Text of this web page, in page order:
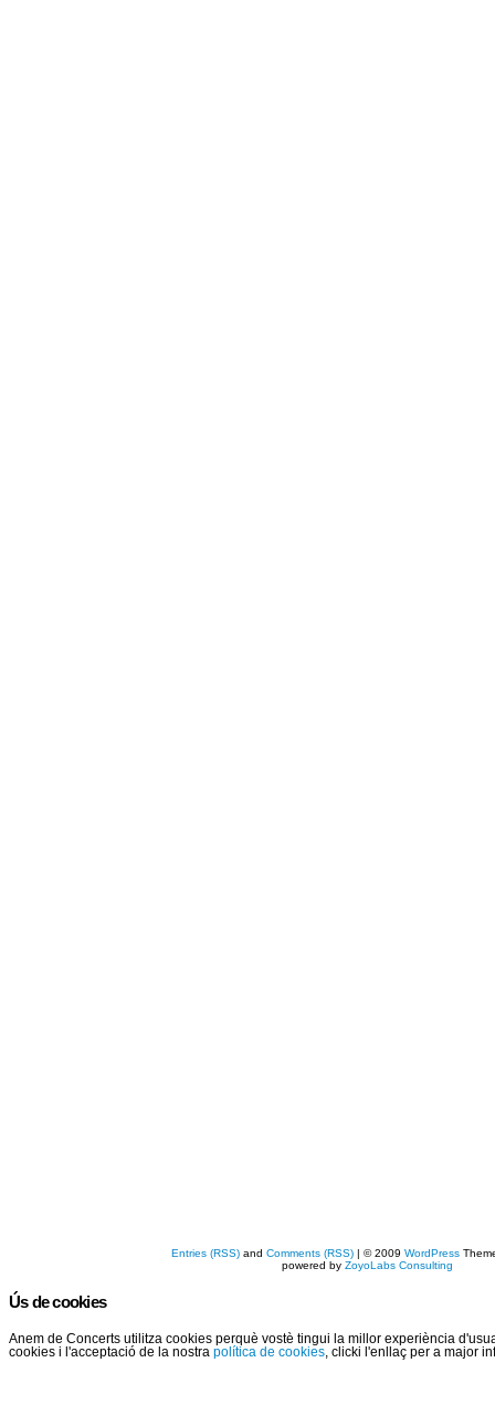
Entries (RSS) andComments (RSS) | © 2009WordPress
powered byZoyoLabs Consulting
Ús de cookies
Anem de Concerts utilitza cookies perquè vostè tingui la millor experiència
cookies i l'acceptació de la nostra política de cookies , clicki l'enllaç per a major